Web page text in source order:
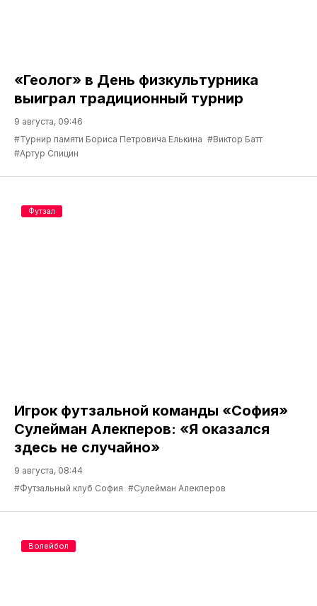
«Геолог» в День физкультурника
выиграл традиционный турнир
9 августа, 09:46
#Турнир памяти Бориса Петровича Елькина #Виктор Батт
#Артур Спицин
Игрок футзальной команды «София»
Сулейман Алекперов: «Я оказался
здесь не случайно»
9 августа, 08:44
#Футзальный клуб София #Сулейман Алекперов
Футзал
Волейбол